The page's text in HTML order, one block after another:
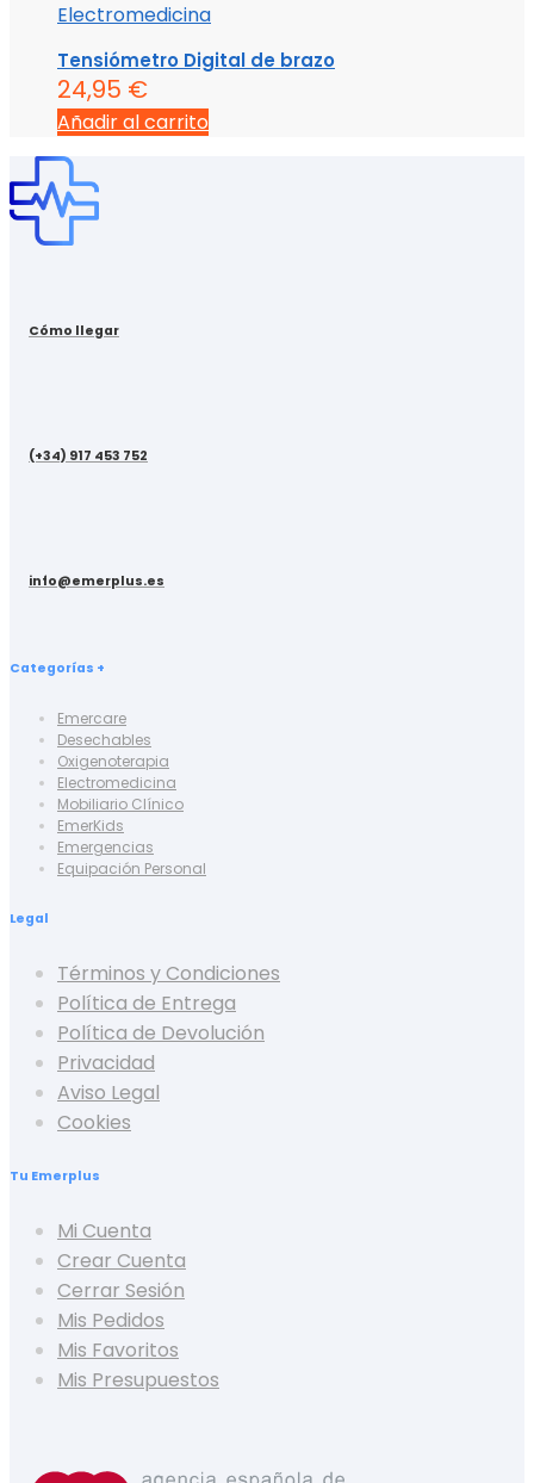
Electromedicina
Tensiómetro Digital de brazo
24,95 €
Añadir al carrito
Cómo llegar
(+34) 917 453 752
info@emerplus.es
Categorías +
Emercare
Desechables
Oxigenoterapia
Electromedicina
Mobiliario Clínico
EmerKids
Emergencias
Equipación Personal
Legal
Términos y Condiciones
Política de Entrega
Política de Devolución
Privacidad
Aviso Legal
Cookies
Tu Emerplus
Mi Cuenta
Crear Cuenta
Cerrar Sesión
Mis Pedidos
Mis Favoritos
Mis Presupuestos